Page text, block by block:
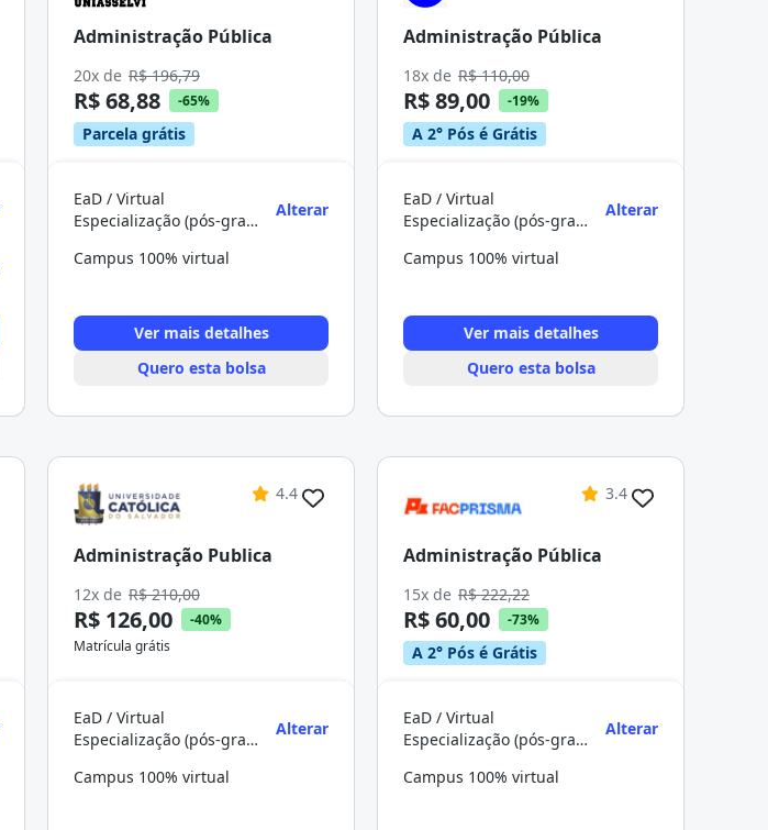
Administração Pública
20x de R$ 196,79
R$ 68,88 -65%
Parcela grátis
EaD / Virtual
Especialização (pós-graduação)
Alterar
Campus 100% virtual
Ver mais detalhes
Quero esta bolsa
Administração Pública
18x de R$ 110,00
R$ 89,00 -19%
A 2° Pós é Grátis
EaD / Virtual
Especialização (pós-graduação)
Alterar
Campus 100% virtual
Ver mais detalhes
Quero esta bolsa
4.4
Administração Publica
12x de R$ 210,00
R$ 126,00
-40%
Matrícula grátis
EaD / Virtual
Especialização (pós-graduação)
Alterar
Campus 100% virtual
3.4
Administração Pública
15x de R$ 222,22
R$ 60,00 -73%
A 2° Pós é Grátis
EaD / Virtual
Especialização (pós-graduação)
Alterar
Campus 100% virtual